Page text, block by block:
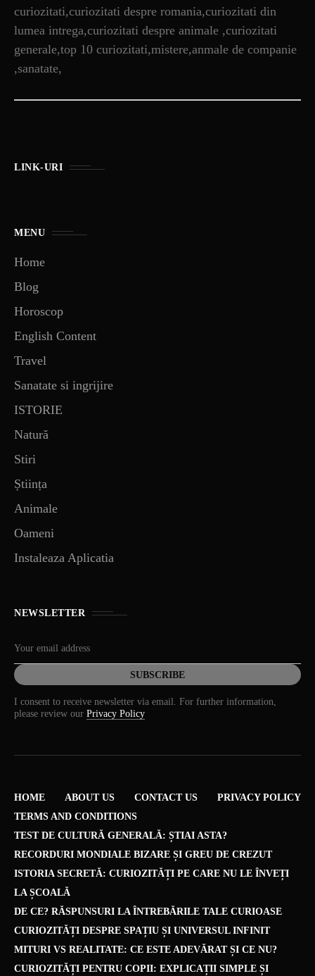
curiozitati,curiozitati despre romania,curiozitati din
lumea intrega,curiozitati despre animale ,curiozitati
generale,top 10 curiozitati,mistere,anmale de companie
,sanatate,
LINK-URI
MENU
Home
Blog
Horoscop
English Content
Travel
Sanatate si ingrijire
ISTORIE
Natură
Stiri
Știința
Animale
Oameni
Instaleaza Aplicatia
NEWSLETTER
I consent to receive newsletter via email. For further information,
please review our Privacy Policy
HOME ABOUT US CONTACT US
PRIVACY POLICY
TERMS AND CONDITIONS
TEST DE CULTURĂ GENERALĂ: ȘTIAI ASTA?
RECORDURI MONDIALE BIZARE ȘI GREU DE CREZUT
ISTORIA SECRETĂ: CURIOZITĂȚI PE CARE NU LE ÎNVEȚI
LA ȘCOALĂ
DE CE? RĂSPUNSURI LA ÎNTREBĂRILE TALE CURIOASE
CURIOZITĂȚI DESPRE SPAȚIU ȘI UNIVERSUL INFINIT
MITURI VS REALITATE: CE ESTE ADEVĂRAT ȘI CE NU?
CURIOZITĂȚI PENTRU COPII: EXPLICAȚII SIMPLE ȘI